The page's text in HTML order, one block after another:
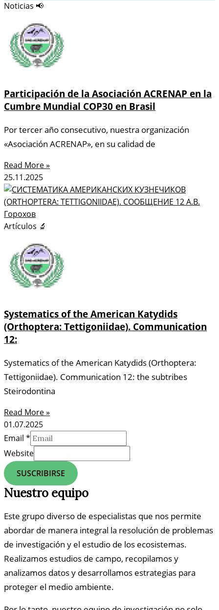
Noticias 📢
Participación de la Asociación ACRENAP en la
Cumbre Mundial COP30 en Brasil
Por tercer año consecutivo, nuestra organización
«Asociación ACRENAP», en su calidad de
Read More »
25.11.2025
Artículos 🔬
Systematics of the American Katydids
(Orthoptera: Tettigoniidae). Communication
12:
Systematics of the American Katydids (Orthoptera:
Tettigoniidae). Communication 12: the subtribes
Steirodontina
Read More »
01.07.2025
Email *
Website
SUSCRIBIRSE
Nuestro equipo
Este grupo diverso de especialistas que nos permite
abordar de manera integral la resolución de problemas
de investigación y el estudio de los ecosistemas.
Realizamos estudios de campo, recopilamos y
analizamos datos y desarrollamos estrategias para
proteger el medio ambiente.